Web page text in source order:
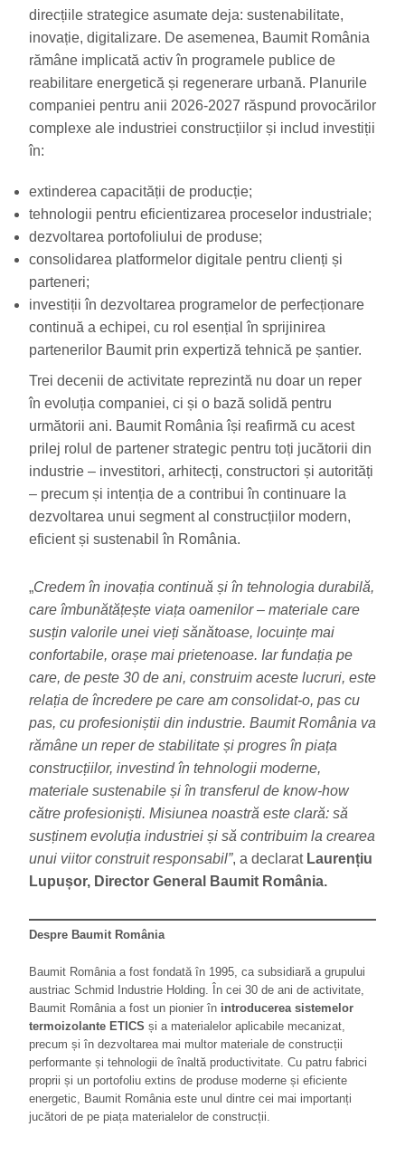
direcțiile strategice asumate deja: sustenabilitate,
inovație, digitalizare. De asemenea, Baumit România
rămâne implicată activ în programele publice de
reabilitare energetică și regenerare urbană. Planurile
companiei pentru anii 2026-2027 răspund provocărilor
complexe ale industriei construcțiilor și includ investiții
în:
extinderea capacității de producție;
tehnologii pentru eficientizarea proceselor industriale;
dezvoltarea portofoliului de produse;
consolidarea platformelor digitale pentru clienți și
parteneri;
investiții în dezvoltarea programelor de perfecționare
continuă a echipei, cu rol esențial în sprijinirea
partenerilor Baumit prin expertiză tehnică pe șantier.
Trei decenii de activitate reprezintă nu doar un reper
în evoluția companiei, ci și o bază solidă pentru
următorii ani. Baumit România își reafirmă cu acest
prilej rolul de partener strategic pentru toți jucătorii din
industrie – investitori, arhitecți, constructori și autorități
– precum și intenția de a contribui în continuare la
dezvoltarea unui segment al construcțiilor modern,
eficient și sustenabil în România.
„Credem în inovația continuă și în tehnologia durabilă,
care îmbunătățește viața oamenilor – materiale care
susțin valorile unei vieți sănătoase, locuințe mai
confortabile, orașe mai prietenoase. Iar fundația pe
care, de peste 30 de ani, construim aceste lucruri, este
relația de încredere pe care am consolidat-o, pas cu
pas, cu profesioniștii din industrie. Baumit România va
rămâne un reper de stabilitate și progres în piața
construcțiilor, investind în tehnologii moderne,
materiale sustenabile și în transferul de know-how
către profesioniști. Misiunea noastră este clară: să
susținem evoluția industriei și să contribuim la crearea
unui viitor construit responsabil”, a declarat Laurențiu
Lupușor, Director General Baumit România.
Despre Baumit România
Baumit România a fost fondată în 1995, ca subsidiară a grupului
austriac Schmid Industrie Holding. În cei 30 de ani de activitate,
Baumit România a fost un pionier în introducerea sistemelor
termoizolante ETICS și a materialelor aplicabile mecanizat,
precum și în dezvoltarea mai multor materiale de construcții
performante și tehnologii de înaltă productivitate. Cu patru fabrici
proprii și un portofoliu extins de produse moderne și eficiente
energetic, Baumit România este unul dintre cei mai importanți
jucători de pe piața materialelor de construcții.